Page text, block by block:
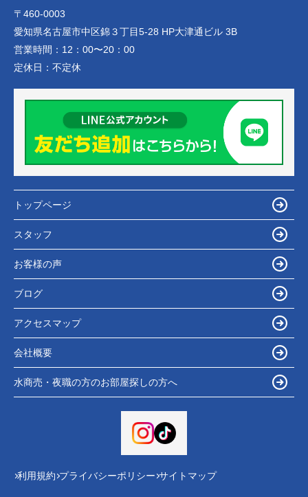
〒460-0003
愛知県名古屋市中区錦３丁目5-28 HP大津通ビル 3B
営業時間： 12：00〜20：00
定休日： 不定休
トップページ
スタッフ
お客様の声
ブログ
アクセスマップ
会社概要
水商売・夜職の方のお部屋探しの方へ
利用規約 プライバシーポリシー サイトマップ